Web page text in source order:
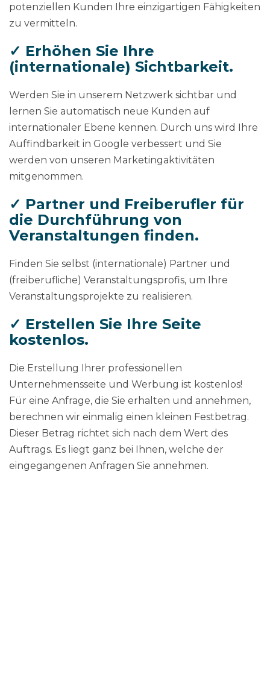
potenziellen Kunden Ihre einzigartigen Fähigkeiten
zu vermitteln.
✓ Erhöhen Sie Ihre
(internationale) Sichtbarkeit.
Werden Sie in unserem Netzwerk sichtbar und
lernen Sie automatisch neue Kunden auf
internationaler Ebene kennen. Durch uns wird Ihre
Auffindbarkeit in Google verbessert und Sie
werden von unseren Marketingaktivitäten
mitgenommen.
✓ Partner und Freiberufler für
die Durchführung von
Veranstaltungen finden.
Finden Sie selbst (internationale) Partner und
(freiberufliche) Veranstaltungsprofis, um Ihre
Veranstaltungsprojekte zu realisieren.
✓ Erstellen Sie Ihre Seite
kostenlos.
Die Erstellung Ihrer professionellen
Unternehmensseite und Werbung ist kostenlos!
Für eine Anfrage, die Sie erhalten und annehmen,
berechnen wir einmalig einen kleinen Festbetrag.
Dieser Betrag richtet sich nach dem Wert des
Auftrags. Es liegt ganz bei Ihnen, welche der
eingegangenen Anfragen Sie annehmen.